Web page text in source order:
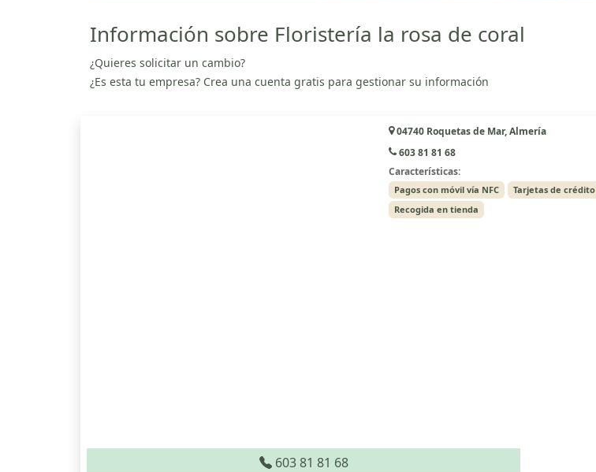
Información sobre Floristería la rosa de coral
¿Quieres solicitar un cambio?
¿Es esta tu empresa? Crea una cuenta gratis para gestionar su información
04740 Roquetas de Mar, Almería
603 81 81 68
Características:
Pagos con móvil vía NFC Tarjetas de crédito
Recogida en tienda
603 81 81 68